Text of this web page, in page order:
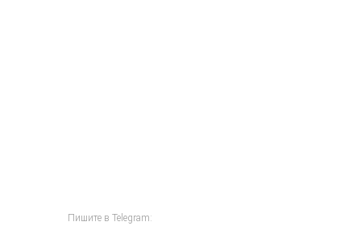
Пишите в Telegram: